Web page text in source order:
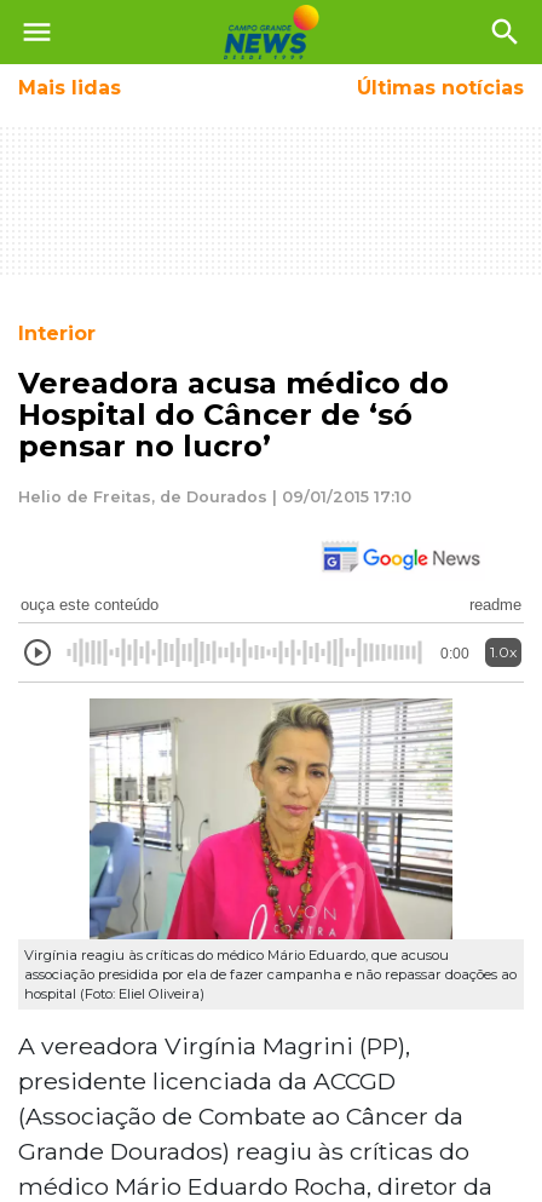
menu search
Mais lidas Últimas notícias
Interior
Vereadora acusa médico do
Hospital do Câncer de ‘só
pensar no lucro’
Helio de Freitas, de Dourados | 09/01/2015 17:10
ouça este conteúdo readme
0:00 1.0x
Virgínia reagiu às críticas do médico Mário Eduardo, que acusou
associação presidida por ela de fazer campanha e não repassar doações ao
hospital (Foto: Eliel Oliveira)
A vereadora Virgínia Magrini (PP),
presidente licenciada da ACCGD
(Associação de Combate ao Câncer da
Grande Dourados) reagiu às críticas do
médico Mário Eduardo Rocha, diretor da